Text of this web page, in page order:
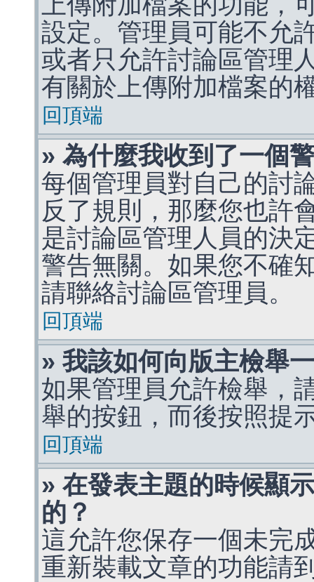
設定。管理員可能不允
或者只允許討論區管理
有關於上傳附加檔案的
回頂端
» 為什麼我收到了一個
每個管理員對自己的討
反了規則，那麼您也許
是討論區管理人員的決
警告無關。如果您不確
請聯絡討論區管理員。
回頂端
» 我該如何向版主檢舉
如果管理員允許檢舉，
舉的按鈕，而後按照提
回頂端
» 在發表主題的時候顯
的？
這允許您保存一個未完
重新裝載文章的功能請